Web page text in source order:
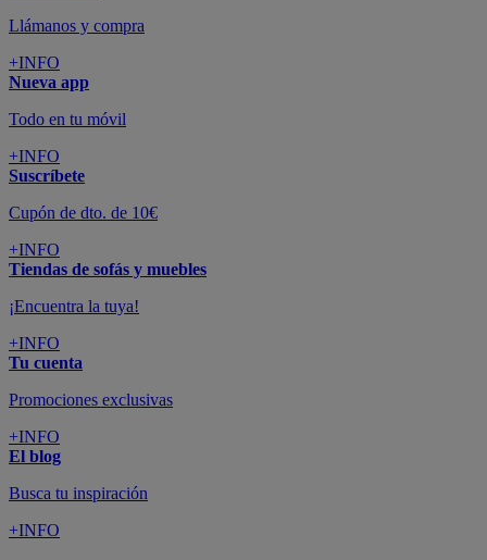
Llámanos y compra
+INFO
Nueva app
Todo en tu móvil
+INFO
Suscríbete
Cupón de dto. de 10€
+INFO
Tiendas de sofás y muebles
¡Encuentra la tuya!
+INFO
Tu cuenta
Promociones exclusivas
+INFO
El blog
Busca tu inspiración
+INFO